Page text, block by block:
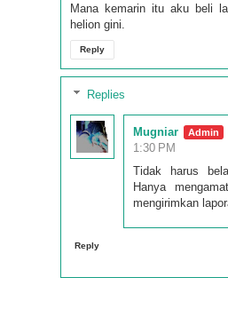
Mana kemarin itu aku beli
helion gini.
Reply
Replies
Mugniar
1:30 PM
Tidak harus
Hanya
mengirimkan
Reply